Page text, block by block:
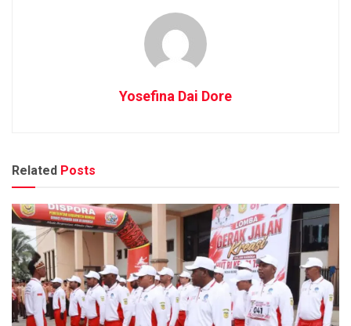
Yosefina Dai Dore
Related Posts